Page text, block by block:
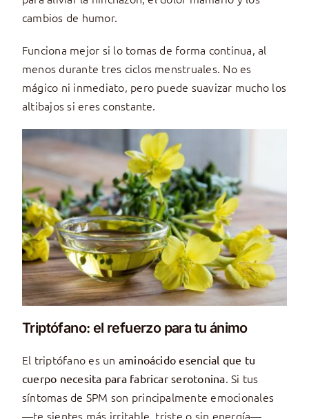
cambios de humor.
Funciona mejor si lo tomas de forma continua, al
menos durante tres ciclos menstruales. No es
mágico ni inmediato, pero puede suavizar mucho los
altibajos si eres constante.
Triptófano: el refuerzo para tu ánimo
El triptófano es un aminoácido esencial que tu
cuerpo necesita para fabricar serotonina. Si tus
síntomas de SPM son principalmente emocionales
—te sientes más irritable, triste o sin energía—,